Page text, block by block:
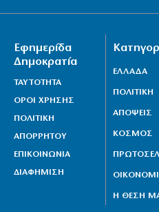
Εφημερίδα
Δημοκρατία
ΤΑΥΤΟΤΗΤΑ
ΟΡΟΙ ΧΡΗΣΗΣ
ΠΟΛΙΤΙΚΗ
ΑΠΟΡΡΗΤΟΥ
ΕΠΙΚΟΙΝΩΝΙΑ
ΔΙΑΦΗΜΙΣΗ
ΕΛΛΑΔΑ
ΠΟΛΙΤΙΚΗ
ΑΠΟΨΕΙΣ
ΚΟΣΜΟΣ
Η ΘΕΣΗ